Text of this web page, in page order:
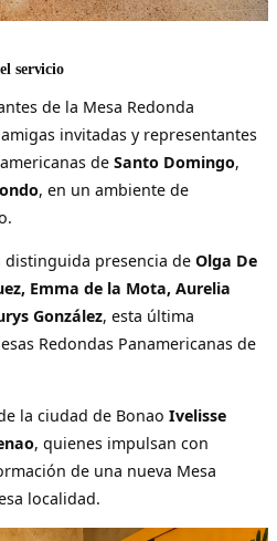
servicio
de la Mesa Redonda
invitadas y representantes
de Santo Domingo,
, en un ambiente de
distinguida presencia de Olga De
Emma de la Mota, Aurelia
González, esta última
Redondas Panamericanas de
la ciudad de Bonao Ivelisse
, quienes impulsan con
de una nueva Mesa
localidad.